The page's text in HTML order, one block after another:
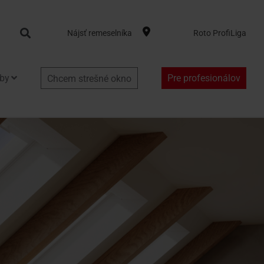
Nájsť remeselníka Roto ProfiLiga
Chcem strešné okno Pre profesionálov